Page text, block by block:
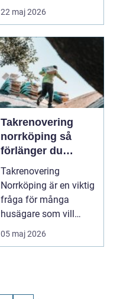
22 maj 2026
Takrenovering
norrköping så
förlänger du
husets livslängd
Takrenovering
Norrköping är en viktig
fråga för många
husägare som vill
skydda sin fastighet
mot fuk...
05 maj 2026